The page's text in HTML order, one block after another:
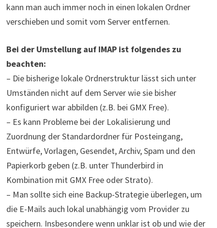
kann man auch immer noch in einen lokalen Ordner
verschieben und somit vom Server entfernen.
Bei der Umstellung auf IMAP ist folgendes zu
beachten:
– Die bisherige lokale Ordnerstruktur lässt sich unter
Umständen nicht auf dem Server wie sie bisher
konfiguriert war abbilden (z.B. bei GMX Free).
– Es kann Probleme bei der Lokalisierung und
Zuordnung der Standardordner für Posteingang,
Entwürfe, Vorlagen, Gesendet, Archiv, Spam und den
Papierkorb geben (z.B. unter Thunderbird in
Kombination mit GMX Free oder Strato).
– Man sollte sich eine Backup-Strategie überlegen, um
die E-Mails auch lokal unabhängig vom Provider zu
speichern. Insbesondere wenn unklar ist ob und wie der